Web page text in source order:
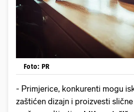
Foto: PR
- Primjerice, konkurenti mogu
zaštićen dizajn i proizvesti